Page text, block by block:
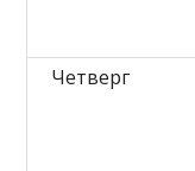
Четверг